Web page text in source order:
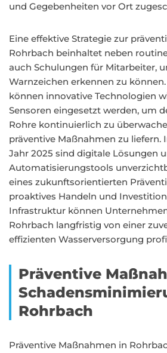
und Gegebenheiten vor Ort
Eine effektive Strategie zur
Rohrbach beinhaltet neben
auch Schulungen für Mitarbeiter,
Warnzeichen erkennen zu
können innovative Technologien
Sensoren eingesetzt werden, um
Rohre kontinuierlich zu
präventive Maßnahmen zu liefern.
Jahr 2025 sind digitale Lösungen
Automatisierungstools
eines zukunftsorientierten
proaktives Handeln und
Infrastruktur können
Rohrbach langfristig von einer
effizienten Wasserversorgung
Präventive
Rohrbach
Präventive Maßnahmen in